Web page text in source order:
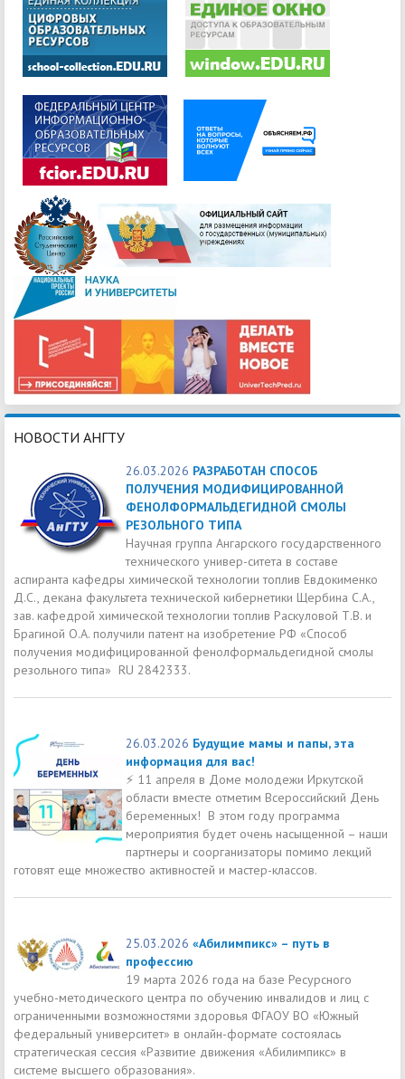
НОВОСТИ АНГТУ
26.03.2026 РАЗРАБОТАН СПОСОБ
ПОЛУЧЕНИЯ МОДИФИЦИРОВАННОЙ
ФЕНОЛФОРМАЛЬДЕГИДНОЙ СМОЛЫ
РЕЗОЛЬНОГО ТИПА
Научная группа Ангарского государственного
технического универ-ситета в составе
аспиранта кафедры химической технологии топлив Евдокименко
Д.С., декана факультета технической кибернетики Щербина С.А.,
зав. кафедрой химической технологии топлив Раскуловой Т.В. и
Брагиной О.А. получили патент на изобретение РФ «Способ
получения модифицированной фенолформальдегидной смолы
резольного типа» RU 2842333.
26.03.2026 Будущие мамы и папы, эта
информация для вас!
⚡️ 11 апреля в Доме молодежи Иркутской
области вместе отметим Всероссийский День
беременных! В этом году программа
мероприятия будет очень насыщенной – наши
партнеры и соорганизаторы помимо лекций
готовят еще множество активностей и мастер-классов.
25.03.2026 «Абилимпикс» – путь в
профессию
19 марта 2026 года на базе Ресурсного
учебно-методического центра по обучению инвалидов и лиц с
ограниченными возможностями здоровья ФГАОУ ВО «Южный
федеральный университет» в онлайн-формате состоялась
стратегическая сессия «Развитие движения «Абилимпикс» в
системе высшего образования».